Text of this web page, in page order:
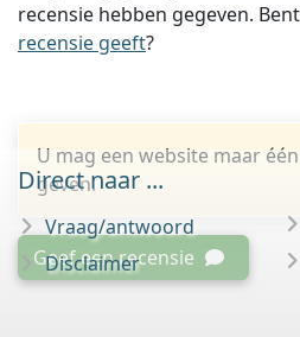
recensie hebben gegeven.
recensie geeft?
U mag een website maar
geven.
Geef een recensie
Direct naar ...
Vraag/antwoord
Disclaimer